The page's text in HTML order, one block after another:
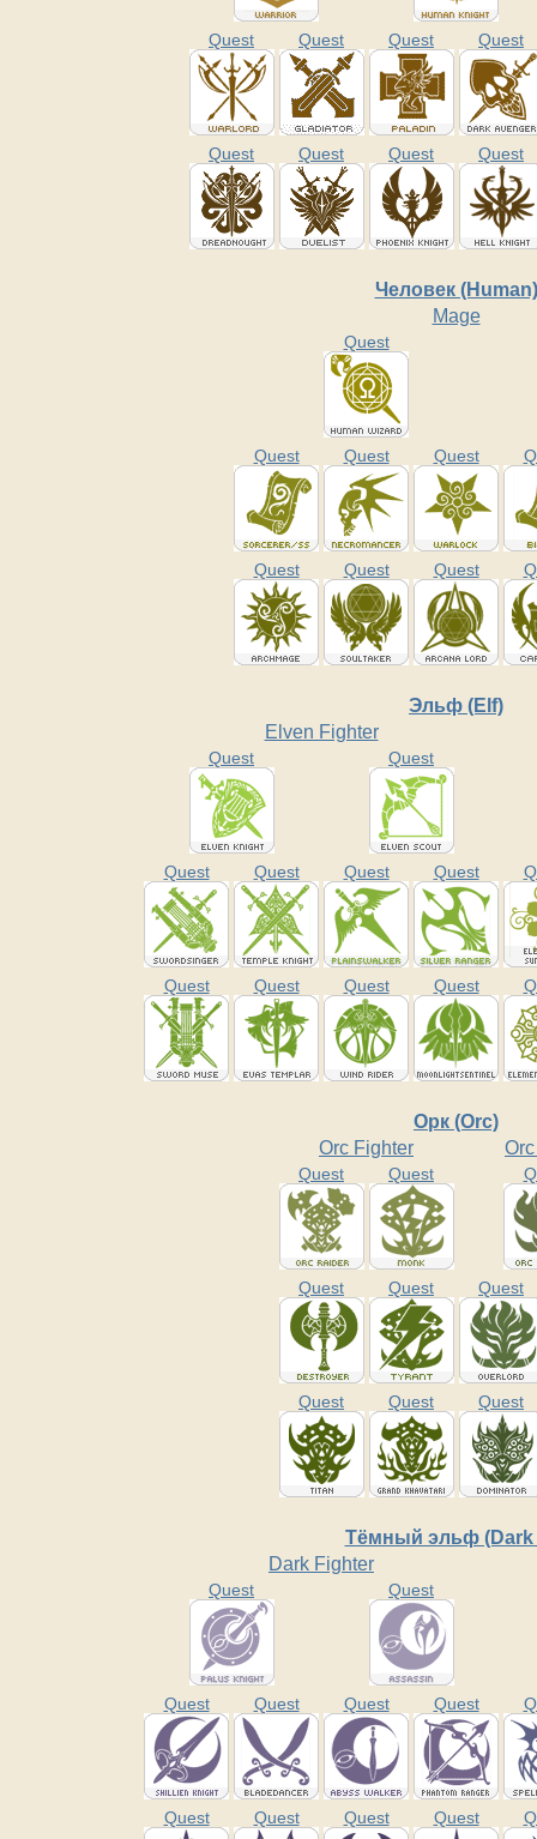
Quest Quest Quest Quest
Quest Quest Quest Quest
Человек (Human)
Mage
Quest
Quest Quest Quest
Quest Quest Quest
Эльф (Elf)
Elven Fighter
Quest Quest
Quest Quest Quest Quest
Quest Quest Quest Quest
Орк (Orc)
Orc Fighter
Quest Quest
Quest Quest Quest
Quest Quest Quest
Тёмный эльф (Dark
Dark Fighter
Quest Quest
Quest Quest Quest Quest
Quest Quest Quest Quest